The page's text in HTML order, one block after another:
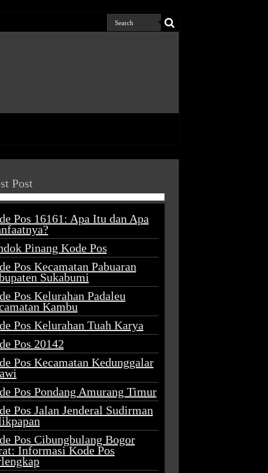
Post
Pos 16161: Apa Itu dan Apa
Pinang Kode Pos
Pos Kecamatan Pabuaran
Sukabumi
Pos Kelurahan Padaleu
Kambu
Pos Kelurahan Tuah Karya
Pos 20142
Pos Kecamatan Kedunggalar
Pos Pondang Amurang Timur
Pos Jalan Jenderal Sudirman
Pos Cibungbulang Bogor
Informasi Kode Pos